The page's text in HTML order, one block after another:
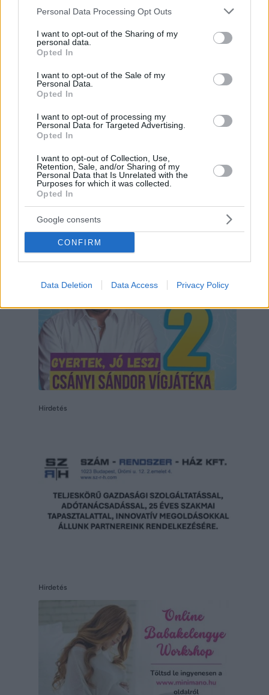
Please note that this website/app uses one or more Google
not limited to your visit or usage behaviour. You may click to
grant or deny consent to Google and its third-party tags to
use your data for below specified purposes in below Google
consent section.
Personal Data Processing Opt Outs
I want to opt-out of the Sharing of my
personal data.
Opted In
I want to opt-out of the Sale of my
Personal Data.
Opted In
I want to opt-out of processing my
Personal Data for Targeted Advertising.
Opted In
I want to opt-out of Collection, Use,
Retention, Sale, and/or Sharing of my
Personal Data that Is Unrelated with the
Purposes for which it was collected.
Opted In
Google consents
CONFIRM
Data Deletion Data Access Privacy Policy
Hirdetés
Hirdetés
Hirdetés